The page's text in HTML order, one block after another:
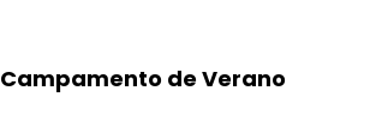
Campamento de Verano